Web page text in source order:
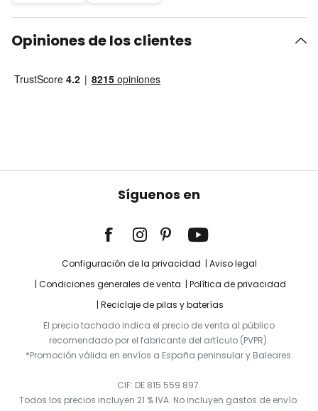
Opiniones de los clientes
Síguenos en
Configuración de la privacidad
Aviso legal
Condiciones generales de venta
Política de privacidad
Reciclaje de pilas y baterías
El precio tachado indica el precio de venta al público
recomendado por el fabricante del artículo (PVPR).
*Promoción válida en envíos a España peninsular y Baleares.
CIF: DE 815 559 897.
Todos los precios incluyen 21 % IVA. No incluyen gastos de envío.